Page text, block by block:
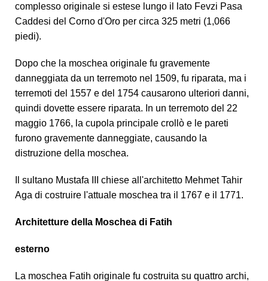
complesso originale si estese lungo il lato Fevzi Pasa
Caddesi del Corno d'Oro per circa 325 metri (1,066
piedi).
Dopo che la moschea originale fu gravemente
danneggiata da un terremoto nel 1509, fu riparata, ma i
terremoti del 1557 e del 1754 causarono ulteriori danni,
quindi dovette essere riparata. In un terremoto del 22
maggio 1766, la cupola principale crollò e le pareti
furono gravemente danneggiate, causando la
distruzione della moschea.
Il sultano Mustafa III chiese all'architetto Mehmet Tahir
Aga di costruire l'attuale moschea tra il 1767 e il 1771.
Architetture della Moschea di Fatih
esterno
La moschea Fatih originale fu costruita su quattro archi,